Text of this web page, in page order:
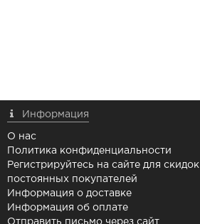
Информация
О нас
Политика конфиденциальности
Регистрируйтесь на сайте для скидок
постоянных покупателей
Информация о доставке
Информация об оплате
Отправить письмо через сайт